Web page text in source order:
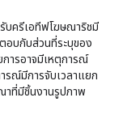
บครีเอทีฟโฆษณาริชมี
ตอบกับส่วนที่ระบุของ
ารอาจมีเหตุการณ์
รณ์มีการจับเวลาแยก
าที่มีชิ้นงานรูปภาพ